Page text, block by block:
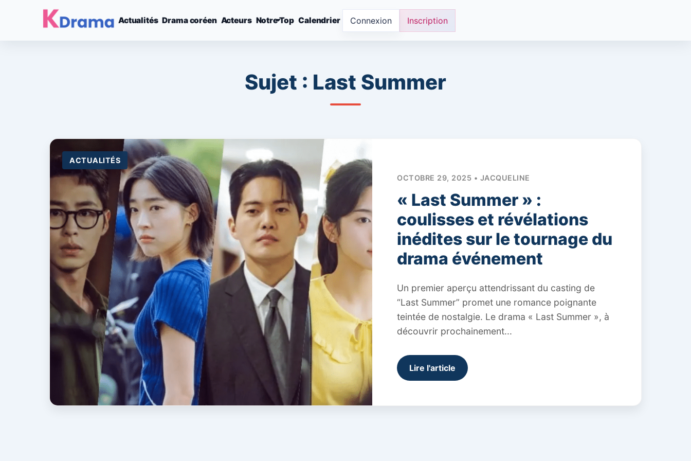
Actualités Drama coréen Acteurs Notre Top Calendrier Connexion Inscription
Sujet : Last Summer
ACTUALITÉS
OCTOBRE 29, 2025 • JACQUELINE
« Last Summer » :
coulisses et révélations
inédites sur le tournage du
drama événement
Un premier aperçu attendrissant du casting de
“Last Summer” promet une romance poignante
teintée de nostalgie. Le drama « Last Summer », à
découvrir prochainement...
Lire l'article